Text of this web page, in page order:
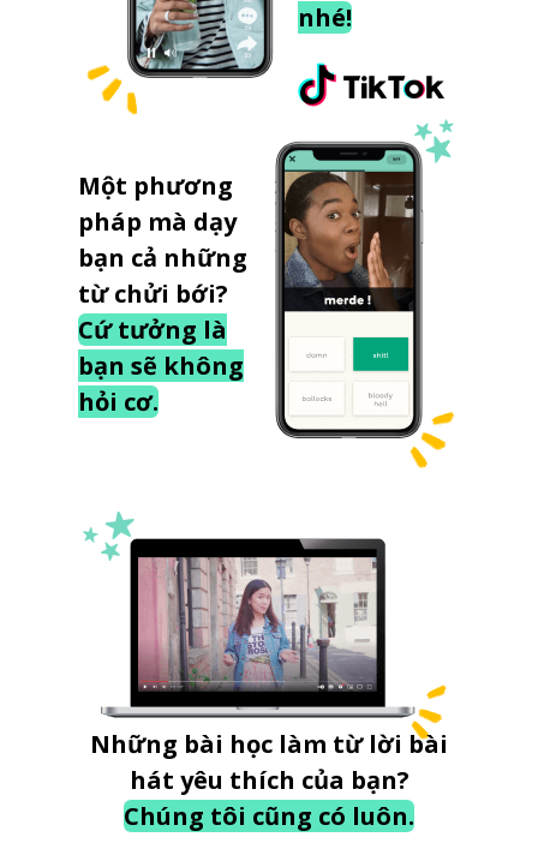
nhé!
Một phương
pháp mà dạy
bạn cả những
từ chửi bới?
Cứ tưởng là
bạn sẽ không
hỏi cơ.
Những bài học làm từ lời bài
hát yêu thích của bạn?
Chúng tôi cũng có luôn.